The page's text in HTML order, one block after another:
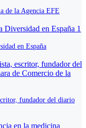
de la Agencia EFE
en España
fundador del diario